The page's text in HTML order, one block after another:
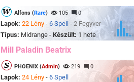
Alfons (Rare) 105 0
Lapok: 22 Lény - 6 Spell - 2 Fegyver
Típus: Midrange - Készült: 1 hete
Mill Paladin Beatrix
PHOENIX (Admin) 219 0
Lapok: 24 Lény - 6 Spell